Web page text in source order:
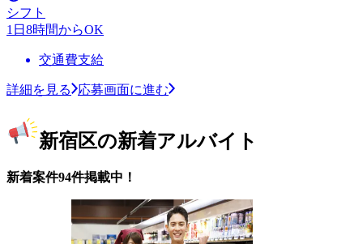
シフト
1日8時間からOK
交通費支給
詳細を見る 応募画面に進む
新宿区の新着アルバイト
新着案件94件掲載中！